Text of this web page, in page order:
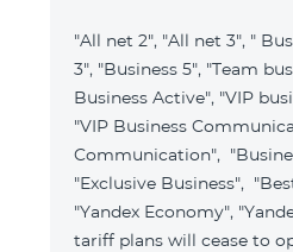
"All net 2", "All net 3", "
3", "Business 5", "Team
Business Active", "VIP
"VIP Business
Communication",
"Exclusive Business",
"Yandex Economy",
tariff plans will cease to